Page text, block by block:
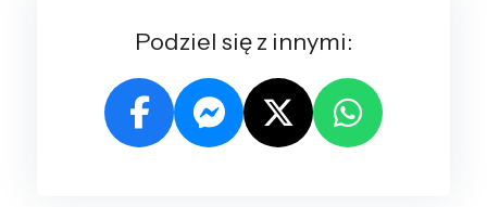
Podziel się z innymi: